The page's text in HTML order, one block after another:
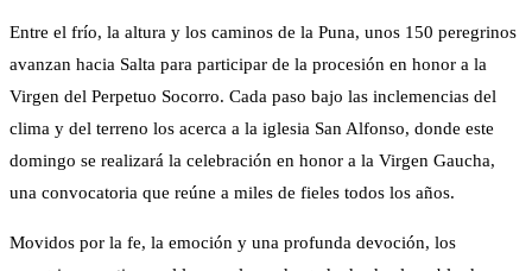
Entre el frío, la altura y los caminos de la Puna, unos 150 peregrinos
avanzan hacia Salta para participar de la procesión en honor a la
Virgen del Perpetuo Socorro. Cada paso bajo las inclemencias del
clima y del terreno los acerca a la iglesia San Alfonso, donde este
domingo se realizará la celebración en honor a la Virgen Gaucha,
una convocatoria que reúne a miles de fieles todos los años.
Movidos por la fe, la emoción y una profunda devoción, los